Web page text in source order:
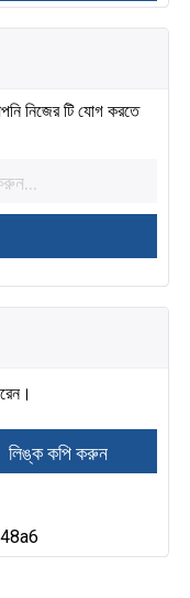
নিজের টি যোগ করতে